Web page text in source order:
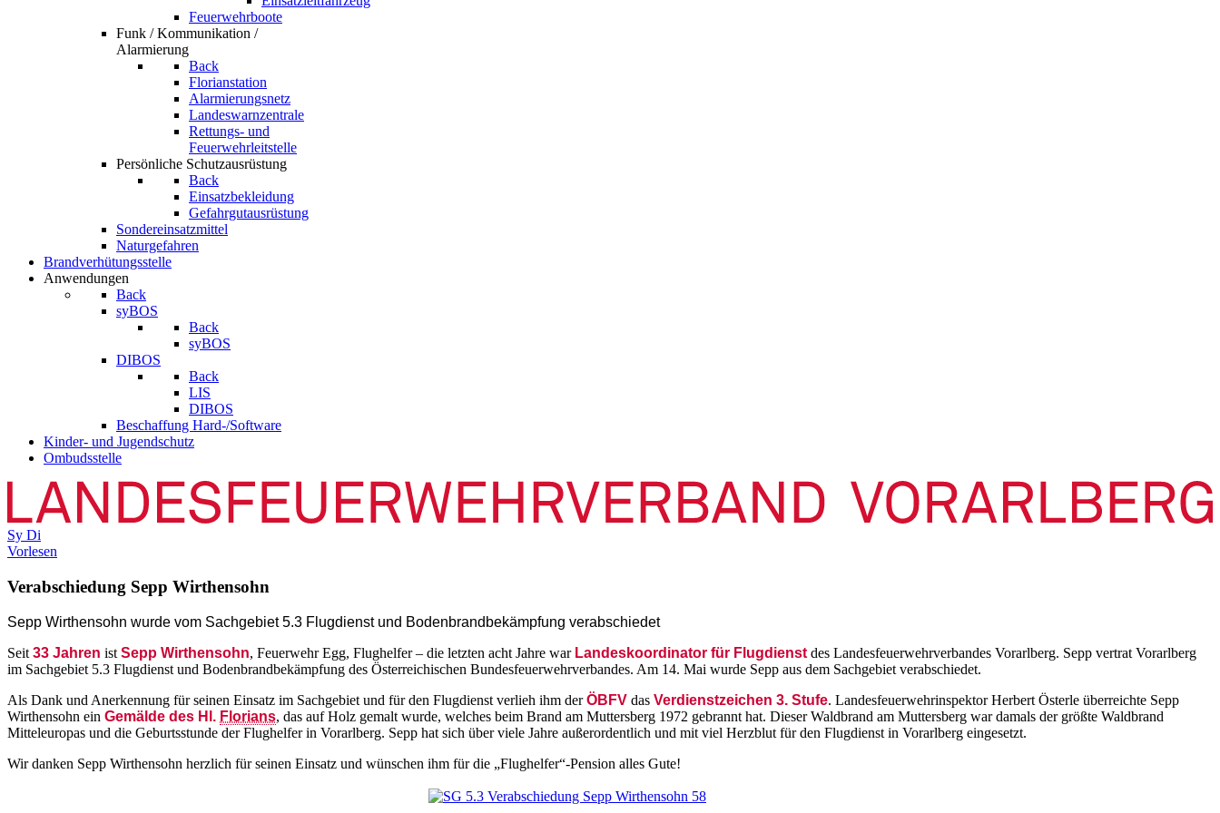
Feuerwehrboote
Funk / Kommunikation /
Alarmierung
Back
Florianstation
Alarmierungsnetz
Landeswarnzentrale
Rettungs- und
Feuerwehrleitstelle
Persönliche Schutzausrüstung
Back
Einsatzbekleidung
Gefahrgutausrüstung
Sondereinsatzmittel
Naturgefahren
Brandverhütungsstelle
Anwendungen
Back
syBOS
Back
syBOS
DIBOS
Back
LIS
DIBOS
Beschaffung Hard-/Software
Kinder- und Jugendschutz
Ombudsstelle
Sy Di
Vorlesen
Verabschiedung Sepp Wirthensohn
Sepp Wirthensohn wurde vom Sachgebiet 5.3 Flugdienst und Bodenbrandbekämpfung verabschiedet
Seit 33 Jahren ist Sepp Wirthensohn, Feuerwehr Egg, Flughelfer – die letzten acht Jahre war Landeskoordinator für Flugdienst des Landesfeuerwehrverbandes Vorarlberg. Sepp vertrat Vorarlberg
im Sachgebiet 5.3 Flugdienst und Bodenbrandbekämpfung des Österreichischen Bundesfeuerwehrverbandes. Am 14. Mai wurde Sepp aus dem Sachgebiet verabschiedet.
Als Dank und Anerkennung für seinen Einsatz im Sachgebiet und für den Flugdienst verlieh ihm derÖBFV das Verdienstzeichen 3. Stufe. Landesfeuerwehrinspektor Herbert Österle überreichte Sepp
Wirthensohn ein Gemälde des Hl. Florians, das auf Holz gemalt wurde, welches beim Brand am Muttersberg 1972 gebrannt hat. Dieser Waldbrand am Muttersberg war damals der größte Waldbrand
Mitteleuropas und die Geburtsstunde der Flughelfer in Vorarlberg. Sepp hat sich über viele Jahre außerordentlich und mit viel Herzblut für den Flugdienst in Vorarlberg eingesetzt.
Wir danken Sepp Wirthensohn herzlich für seinen Einsatz und wünschen ihm für die „Flughelfer“-Pension alles Gute!